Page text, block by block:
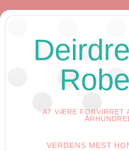
AT VÆRE FORVIRRET
VERDENS MEST